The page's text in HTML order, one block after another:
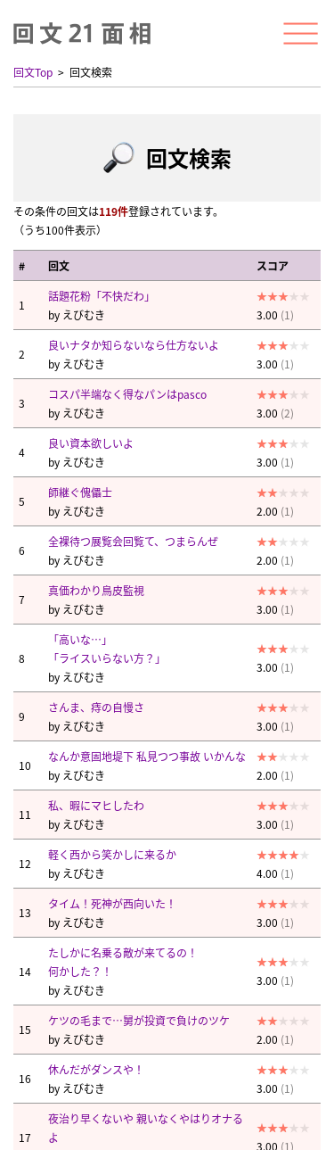
回文Top 回文検索
回文検索
その条件の回文は119件登録されています。
（うち100件表示）
# 回文 スコア
1
話題花粉「不快だわ」
by えびむき 3.00 (1)
2
良いナタか知らないなら仕方ないよ
by えびむき 3.00 (1)
3
コスパ半端なく得なパンはpasco
by えびむき 3.00 (2)
4
良い資本欲しいよ
by えびむき 3.00 (1)
5
師継ぐ傀儡士
by えびむき 2.00 (1)
6
全裸待つ展覧会回覧て、つまらんぜ
by えびむき 2.00 (1)
7
真価わかり鳥皮監視
by えびむき 3.00 (1)
8
「高いな…」
「ライスいらない方？」
by えびむき
3.00 (1)
9
さんま、痔の自慢さ
by えびむき 3.00 (1)
10
なんか意固地堤下 私見つつ事故 いかんな
by えびむき 2.00 (1)
11
私、暇にマヒしたわ
by えびむき 3.00 (1)
12
軽く西から笑かしに来るか
by えびむき 4.00 (1)
13
タイム！死神が西向いた！
by えびむき 3.00 (1)
14
たしかに名乗る敵が来てるの！
何かした？！
by えびむき
3.00 (1)
15
ケツの毛まで…舅が投資で負けのツケ
by えびむき 2.00 (1)
16
休んだがダンスや！
by えびむき 3.00 (1)
17
夜治り早くないや 親いなくやはりオナる
よ
3.00 (1)